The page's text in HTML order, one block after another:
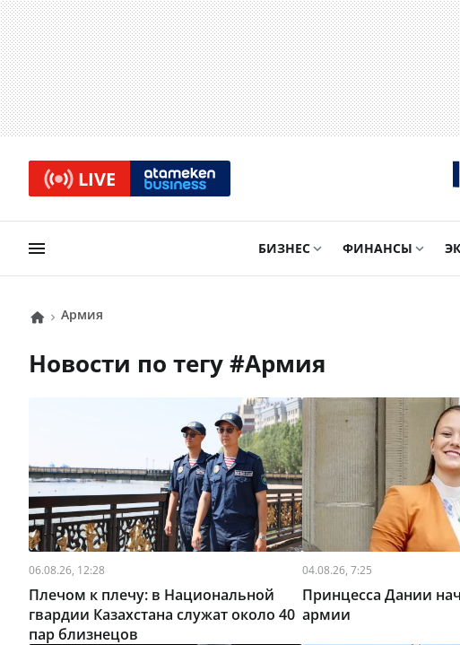
LIVE
БИЗНЕС ФИНАНСЫ
армия
Новости по тегу # армия
06.08.26, 12:28
Плечом к плечу: в Национальной
гвардии Казахстана служат около 40
пар близнецов
04.08.26, 7:25
Принцесса Дании
армии